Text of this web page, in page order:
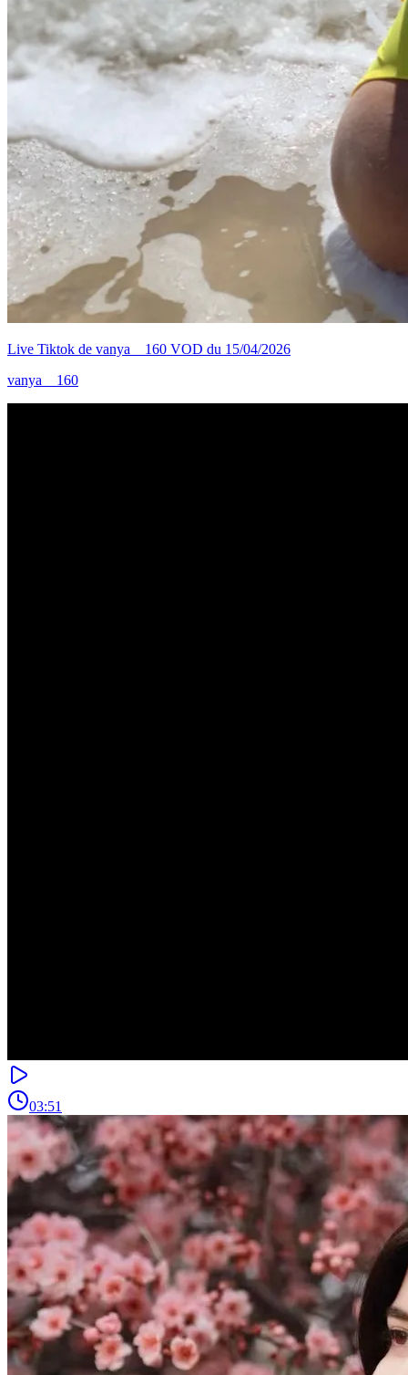
Live Tiktok de vanya__160 VOD du 15/04/2026
vanya__160
03:51